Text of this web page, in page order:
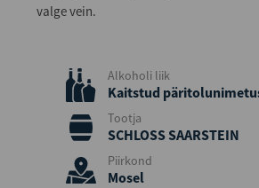
valge vein.
Alkoholi liik
Kaitstud
Tootja
SCHLOSS SAARSTEIN
Piirkond
Mosel